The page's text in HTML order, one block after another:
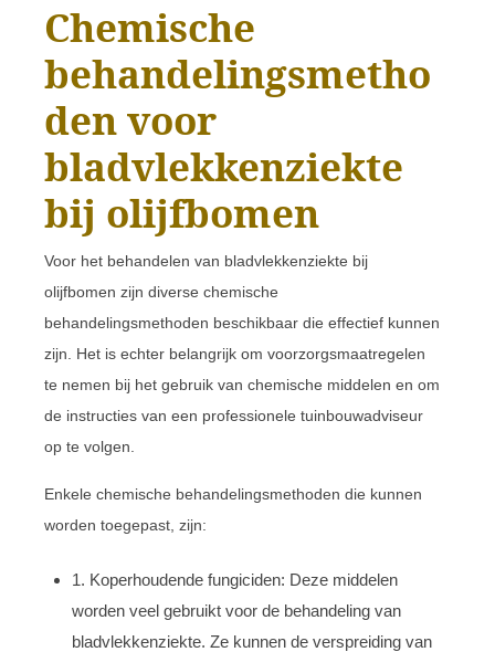
Chemische
behandelingsmetho
den voor
bladvlekkenziekte
bij olijfbomen
Voor het behandelen van bladvlekkenziekte bij
olijfbomen zijn diverse chemische
behandelingsmethoden beschikbaar die effectief kunnen
zijn. Het is echter belangrijk om voorzorgsmaatregelen
te nemen bij het gebruik van chemische middelen en om
de instructies van een professionele tuinbouwadviseur
op te volgen.
Enkele chemische behandelingsmethoden die kunnen
worden toegepast, zijn:
1. Koperhoudende fungiciden: Deze middelen
worden veel gebruikt voor de behandeling van
bladvlekkenziekte. Ze kunnen de verspreiding van